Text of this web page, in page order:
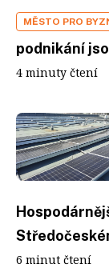
MĚSTO PRO
podnikání
4 minuty čtení
6 minut čtení